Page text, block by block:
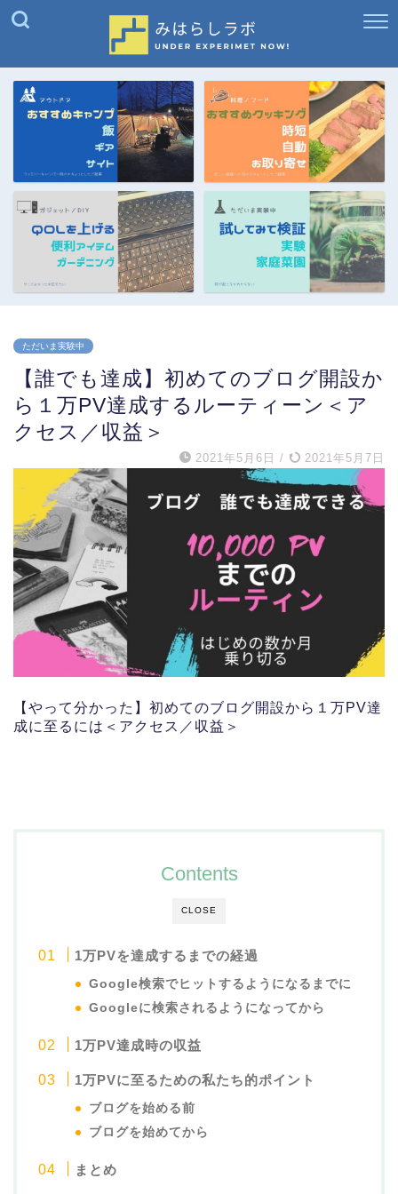
ただいま実験中
【誰でも達成】初めてのブログ開設か
ら１万PV達成するルーティーン＜ア
クセス／収益＞
2021年5月6日 / 2021年5月7日
【やって分かった】初めてのブログ開設から１万PV達
成に至るには＜アクセス／収益＞
CLOSE
Contents
1万PVを達成するまでの経過
Google検索でヒットするようになるまでに
Googleに検索されるようになってから
1万PV達成時の収益
1万PVに至るための私たち的ポイント
ブログを始める前
ブログを始めてから
まとめ